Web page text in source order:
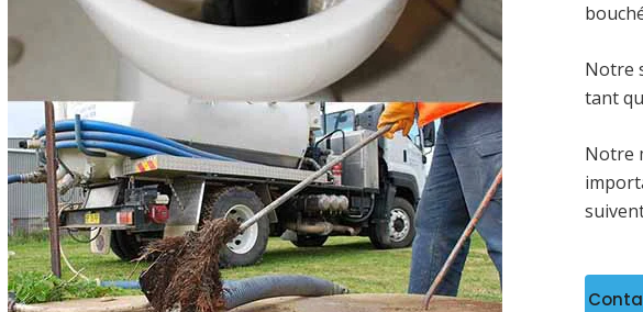
Notre
tant
Notre